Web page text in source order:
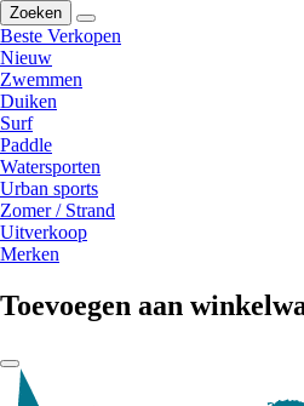
Zoeken
Beste Verkopen
Nieuw
Zwemmen
Duiken
Surf
Paddle
Watersporten
Urban sports
Zomer / Strand
Uitverkoop
Merken
Toevoegen aan